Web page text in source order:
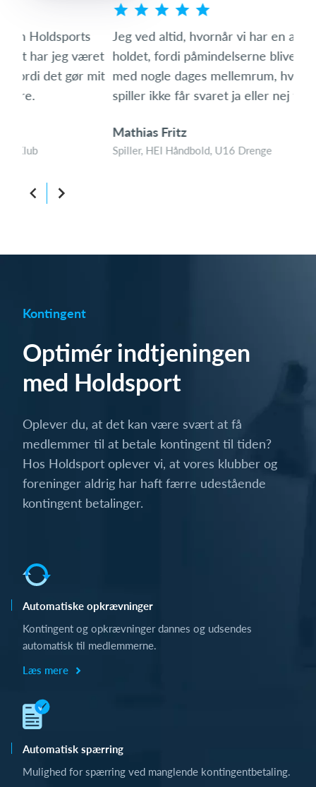
Jeg ved altid, hvornår vi har en aktivitet på
holdet, fordi påmindelserne bliver sendt ud igen
med nogle dages mellemrum, hvis man som
spiller ikke får svaret ja eller nej til aktiviteten.
Spiller, HEI Håndbold, U16 Drenge
Kontingent
Optimér indtjeningen
med Holdsport
Oplever du, at det kan være svært at få
medlemmer til at betale kontingent til tiden?
Hos Holdsport oplever vi, at vores klubber og
foreninger aldrig har haft færre udestående
kontingent betalinger.
Automatiske opkrævninger
Kontingent og opkrævninger dannes og udsendes
automatisk til medlemmerne.
Læs mere
Automatisk spærring
Mulighed for spærring ved manglende kontingentbetaling.